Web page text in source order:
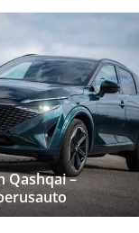
Qashqai –